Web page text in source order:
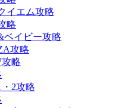
イエム攻略
略
ベイビー攻略
攻略
攻略
・2攻略